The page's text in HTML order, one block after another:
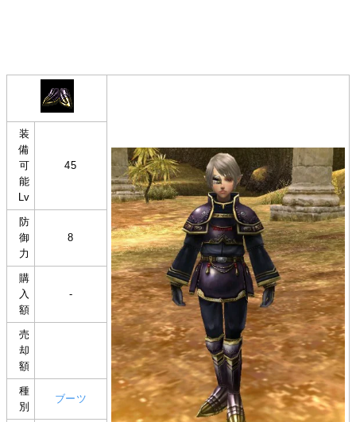
装
備
可
能
Lv
45
防
御
力
8
購
入
額
-
売
却
額
種
別
ブーツ